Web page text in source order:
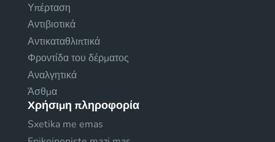
Υπέρταση
Αντιβιοτικά
Αντικαταθλιπτικά
Φροντίδα του δέρματος
Αναλγητικά
Άσθμα
Χρήσιμη πληροφορία
Sxetika me emas